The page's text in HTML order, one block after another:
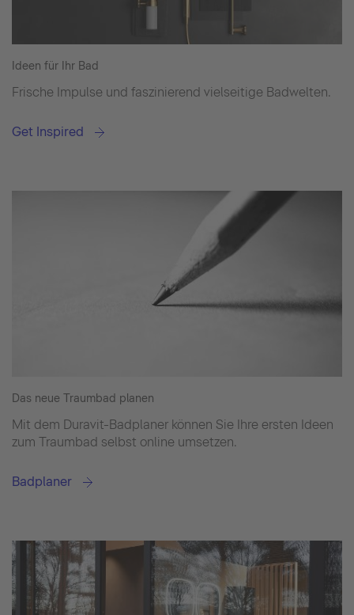
Ideen für Ihr Bad
Frische Impulse und faszinierend vielseitige Badwelten.
Get Inspired
Das neue Traumbad planen
Mit dem Duravit-Badplaner können Sie Ihre ersten Ideen
zum Traumbad selbst online umsetzen.
Badplaner